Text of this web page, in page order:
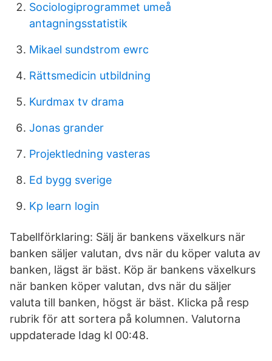
Sociologiprogrammet umeå
antagningsstatistik
Mikael sundstrom ewrc
Rättsmedicin utbildning
Kurdmax tv drama
Jonas grander
Projektledning vasteras
Ed bygg sverige
Kp learn login
Tabellförklaring: Sälj är bankens växelkurs när
banken säljer valutan, dvs när du köper valuta av
banken, lägst är bäst. Köp är bankens växelkurs
när banken köper valutan, dvs när du säljer
valuta till banken, högst är bäst. Klicka på resp
rubrik för att sortera på kolumnen. Valutorna
uppdaterade Idag kl 00:48.